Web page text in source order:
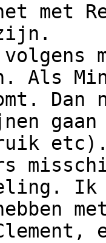
met
Als
Dan
gaan